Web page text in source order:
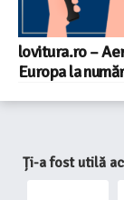
lovitura.ro –
Europa la
Ți-a fost utilă